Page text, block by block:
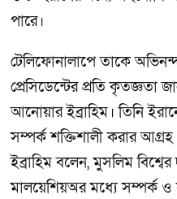
পারে।
টেলিফোনালাপে তাকে
প্রেসিডেন্টের প্রতি কৃতজ্ঞতা
আনোয়ার ইব্রাহিম। তিনি
সম্পর্ক শক্তিশালী করার
ইব্রাহিম বলেন, মুসলিম
মালয়েশিয়অর মধ্যে সম্পর্ক